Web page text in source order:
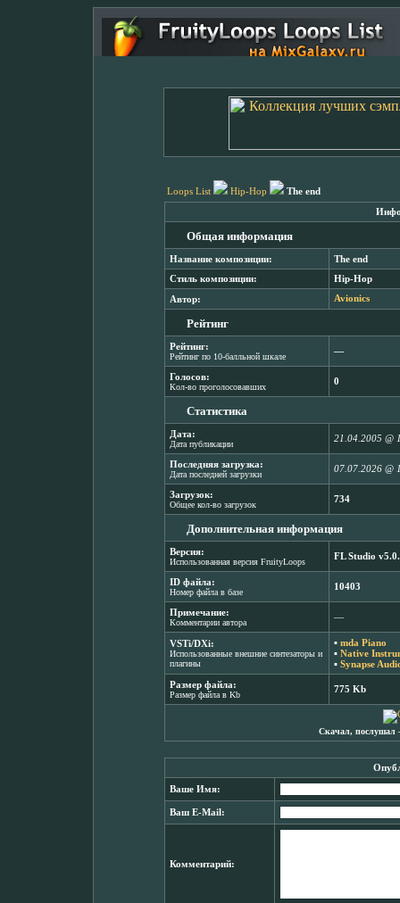
Loops List Hip-Hop The end
Общая информация
Название композиции: The end
Стиль композиции: Hip-Hop
Автор: Avionics
Рейтинг
Рейтинг:
Рейтинг по 10-балльной шкале
―
Голосов:
Кол-во проголосовавших
0
Статистика
Дата:
Дата публикации
21.04.2005 @
Последняя загрузка:
Дата последней загрузки
07.07.2026 @
Загрузок:
Общее кол-во загрузок
734
Дополнительная информация
Версия:
Использованная версия FruityLoops
FL Studio
ID файла:
Номер файла в базе
10403
Примечание:
Комментарии автора
―
VSTi/DXi:
Использованные внешние синтезаторы и
плагины
▪ mda Piano
▪ Native
▪ Synapse
Размер файла:
Размер файла в Kb
775 Kb
Скачал, послушал
Ваше Имя:
Ваш E-Mail:
Комментарий: